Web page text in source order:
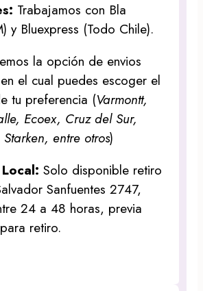
Trabajamos con Bla
y Bluexpress (Todo Chile).
la opción de envios
en el cual puedes escoger el
tu preferencia (Varmontt,
Ecoex, Cruz del Sur,
entre otros)
Local:Solo disponible retiro
Sanfuentes 2747,
24 a 48 horas, previa
retiro.